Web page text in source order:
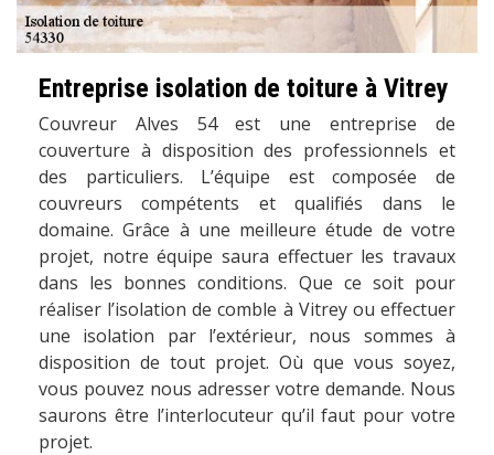
Entreprise isolation de toiture à Vitrey
Couvreur Alves 54 est une entreprise de
couverture à disposition des professionnels et
des particuliers. L’équipe est composée de
couvreurs compétents et qualifiés dans le
domaine. Grâce à une meilleure étude de votre
projet, notre équipe saura effectuer les travaux
dans les bonnes conditions. Que ce soit pour
réaliser l’isolation de comble à Vitrey ou effectuer
une isolation par l’extérieur, nous sommes à
disposition de tout projet. Où que vous soyez,
vous pouvez nous adresser votre demande. Nous
saurons être l’interlocuteur qu’il faut pour votre
projet.